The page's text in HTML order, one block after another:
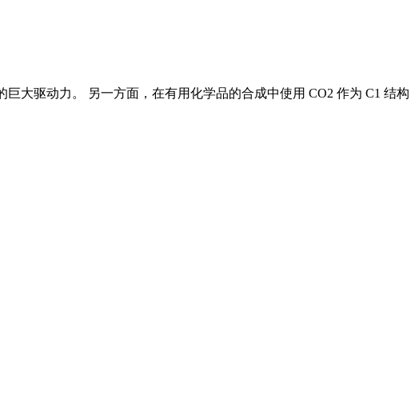
大驱动力。 另一方面，在有用化学品的合成中使用 CO2 作为 C1 结构